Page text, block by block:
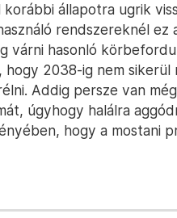
állapotra ugrik
rendszereknél ez
várni hasonló
hogy 2038-ig nem
Addig persze van
úgyhogy halálra
hogy a mostani